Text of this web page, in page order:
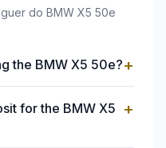
do BMW X5 50e
the BMW X5 50e?+
for the BMW X5 +